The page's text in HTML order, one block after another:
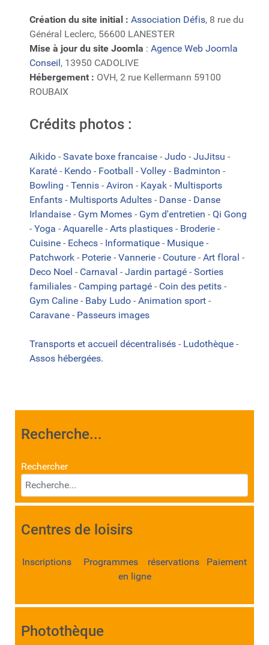
Création du site initial : Association Défis, 8 rue du
Général Leclerc, 56600 LANESTER
Mise à jour du site Joomla : Agence Web Joomla
Conseil, 13950 CADOLIVE
Hébergement : OVH, 2 rue Kellermann 59100
ROUBAIX
Crédits photos :
Aikido - Savate boxe francaise - Judo - JuJitsu -
Karaté - Kendo - Football - Volley - Badminton -
Bowling - Tennis - Aviron - Kayak - Multisports
Enfants - Multisports Adultes - Danse - Danse
Irlandaise - Gym Momes - Gym d'entretien - Qi Gong
- Yoga - Aquarelle - Arts plastiques - Broderie -
Cuisine - Echecs - Informatique - Musique -
Patchwork - Poterie - Vannerie - Couture - Art floral -
Deco Noel - Carnaval - Jardin partagé - Sorties
familiales - Camping partagé - Coin des petits -
Gym Caline - Baby Ludo - Animation sport -
Caravane - Passeurs images
Transports et accueil décentralisés - Ludothèque -
Assos hébergées.
Recherche...
Rechercher
Centres de loisirs
Inscriptions Programmes réservations Paiement
en ligne
Photothèque